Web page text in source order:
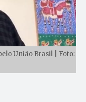
União Brasil | Foto: